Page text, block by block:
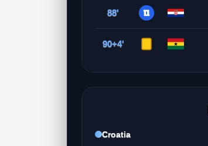
88'
90+4'
Croatia